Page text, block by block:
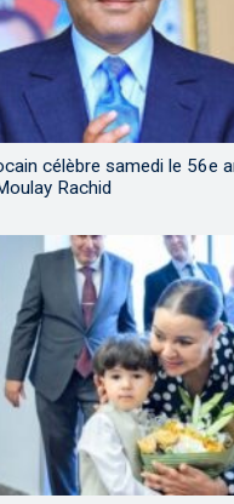
célèbre samedi le 56e
Rachid